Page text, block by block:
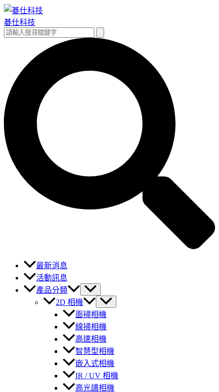
跳
至
主
碁仕科技
搜
最新消息
活動訊息
產品分類
2D 相機
面掃相機
線掃相機
高速相機
智慧型相機
嵌入式相機
IR / UV 相機
高光譜相機